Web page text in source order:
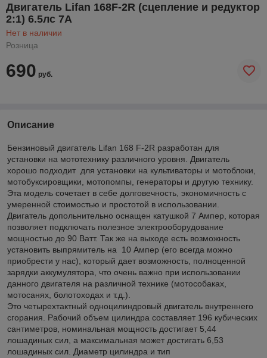
Двигатель Lifan 168F-2R (сцепление и редуктор
2:1) 6.5лс 7А
Нет в наличии
Розница
690 руб.
Описание
Бензиновый двигатель Lifan 168 F-2R разработан для
установки на мототехнику различного уровня. Двигатель
хорошо подходит для установки на культиваторы и мотоблоки,
мотобуксировщики, мотопомпы, генераторы и другую технику.
Эта модель сочетает в себе долговечность, экономичность с
умеренной стоимостью и простотой в использовании.
Двигатель допольнительно оснащен катушкой 7 Ампер, которая
позволяет подключать полезное электрооборудование
мощностью до 90 Ватт. Так же на выходе есть возможность
установить выпрямитель на 10 Ампер (его всегда можно
приобрести у нас), который дает возможность, полноценной
зарядки аккумулятора, что очень важно при использовании
данного двигателя на различной технике (мотособаках,
мотосанях, болотоходах и т.д.).
Это четырехтактный одноцилиндровый двигатель внутреннего
сгорания. Рабочий объем цилиндра составляет 196 кубических
сантиметров, номинальная мощность достигает 5,44
лошадиных сил, а максимальная может достигать 6,53
лошадиных сил. Диаметр цилиндра и тип